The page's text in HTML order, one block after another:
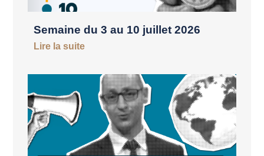
Semaine du 3 au 10 juillet 2026
Lire la suite